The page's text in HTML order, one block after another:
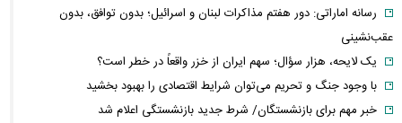
رسانه اماراتی: دور هفتم مذاکرات لبنان و اسرائیل؛ بدون توافق، بدون
عقب‌نشینی
یک لایحه، هزار سؤال؛ سهم ایران از خزر واقعاً در خطر است؟
با وجود جنگ و تحریم می‌توان شرایط اقتصادی را بهبود بخشید
خبر مهم برای بازنشستگان/ شرط جدید بازنشستگی اعلام شد